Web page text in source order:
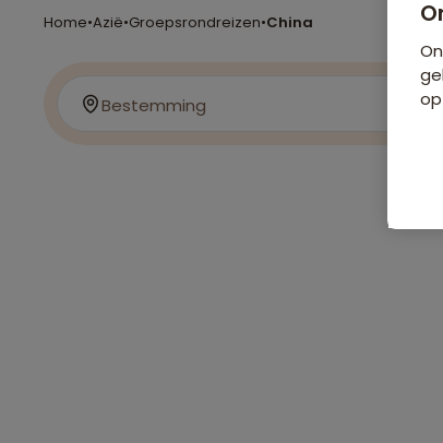
Home•Azië•Groepsrondreizen•China
Bestemming